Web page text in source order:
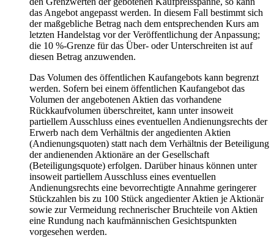
das Angebot angepasst werden. In diesem Fall bestimmt sich
der maßgebliche Betrag nach dem entsprechenden Kurs am
letzten Handelstag vor der Veröffentlichung der Anpassung;
die 10 %-Grenze für das Über- oder Unterschreiten ist auf
diesen Betrag anzuwenden.
Das Volumen des öffentlichen Kaufangebots kann begrenzt
werden. Sofern bei einem öffentlichen Kaufangebot das
Volumen der angebotenen Aktien das vorhandene
Rückkaufvolumen überschreitet, kann unter insoweit
partiellem Ausschluss eines eventuellen Andienungsrechts der
Erwerb nach dem Verhältnis der angedienten Aktien
(Andienungsquoten) statt nach dem Verhältnis der Beteiligung
der andienenden Aktionäre an der Gesellschaft
(Beteiligungsquote) erfolgen. Darüber hinaus können unter
insoweit partiellem Ausschluss eines eventuellen
Andienungsrechts eine bevorrechtigte Annahme geringerer
Stückzahlen bis zu 100 Stück angedienter Aktien je Aktionär
sowie zur Vermeidung rechnerischer Bruchteile von Aktien
eine Rundung nach kaufmännischen Gesichtspunkten
vorgesehen werden.